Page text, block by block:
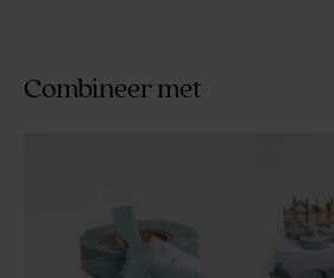
Combineer met